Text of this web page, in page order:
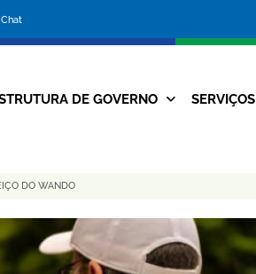
da
Prefeitura
Navegação
DE GOVERNO SERVIÇOS
DO WANDO